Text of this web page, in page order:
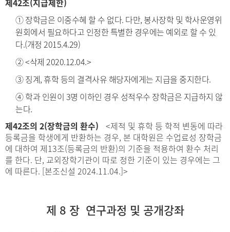
제42조(지급제한)
① 장학금은 이중수혜 할 수 없다. 다만, 봉사장학 및 학사운영위
원회에서 필요하다고 인정한 특별한 경우에는 예외로 할 수 있
다.(개정 2015.4.29)
② <삭제 2020.12.04.>
③ 징계, 휴학 등의 결격사유 해당자에게는 지급을 중지한다.
④ 학과 인원이 3명 이하인 경우 성적우수 장학금은 지급하지 않
는다.
제42조의 2(장학금의 환수)
<제적 및 휴학 등 학적 변동에 따라
등록금을 학생에게 반환하는 경우, 본 대학원은 수업료성 장학금
에 대하여 제13조(등록금의 반환)의 기준을 적용하여 환수 처리
를 한다. 단, 교외장학기관이 따로 정한 기준이 있는 경우에는 그
에 따른다. [본조신설 2024.11.04.]>
제 8 장 연구과정 및 공개강좌